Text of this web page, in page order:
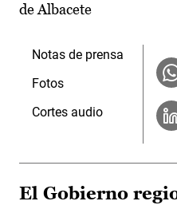
de Albacete
Notas de prensa
Fotos
Cortes audio
El Gobierno